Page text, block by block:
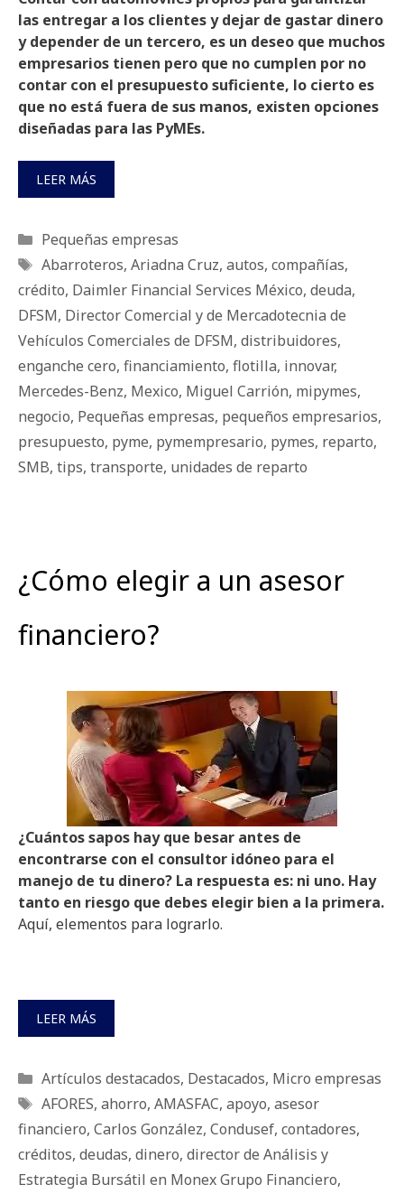
las entregar a los clientes y dejar de gastar dinero
y depender de un tercero, es un deseo que muchos
empresarios tienen pero que no cumplen por no
contar con el presupuesto suficiente, lo cierto es
que no está fuera de sus manos, existen opciones
diseñadas para las PyMEs.
LEER MÁS
Categorías
Pequeñas empresas
Etiquetas
Abarroteros, Ariadna Cruz, autos, compañías,
crédito, Daimler Financial Services México, deuda,
DFSM, Director Comercial y de Mercadotecnia de
Vehículos Comerciales de DFSM, distribuidores,
enganche cero, financiamiento, flotilla, innovar,
Mercedes-Benz, Mexico, Miguel Carrión, mipymes,
negocio, Pequeñas empresas, pequeños empresarios,
presupuesto, pyme, pymempresario, pymes, reparto,
SMB, tips, transporte, unidades de reparto
¿Cómo elegir a un asesor
financiero?
¿Cuántos sapos hay que besar antes de
encontrarse con el consultor idóneo para el
manejo de tu dinero? La respuesta es: ni uno. Hay
tanto en riesgo que debes elegir bien a la primera.
Aquí, elementos para lograrlo.
LEER MÁS
Categorías
Artículos destacados, Destacados, Micro empresas
Etiquetas
AFORES, ahorro, AMASFAC, apoyo, asesor
financiero, Carlos González, Condusef, contadores,
créditos, deudas, dinero, director de Análisis y
Estrategia Bursátil en Monex Grupo Financiero,